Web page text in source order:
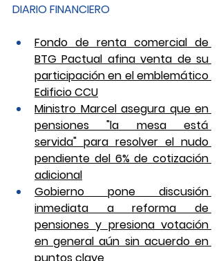
DIARIO FINANCIERO
Fondo de renta comercial de
BTG Pactual afina venta de su
participación en el emblemático
Edificio CCU
Ministro Marcel asegura que en
pensiones "la mesa está
servida" para resolver el nudo
pendiente del 6% de cotización
adicional
Gobierno pone discusión
inmediata a reforma de
pensiones y presiona votación
en general aún sin acuerdo en
puntos clave